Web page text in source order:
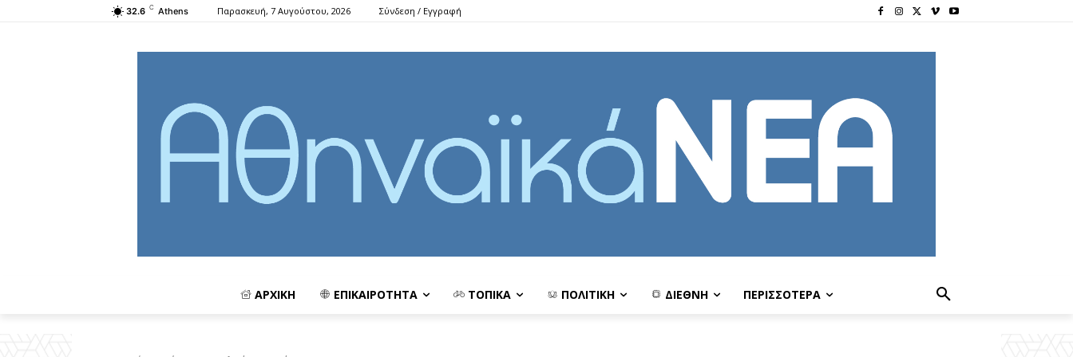
32.6 C Athens Παρασκευή, 7 Αυγούστου, 2026 Σύνδεση / Εγγραφή
ΑΡΧΙΚΗ ΕΠΙΚΑΙΡΟΤΗΤΑ ΤΟΠΙΚΑ ΠΟΛΙΤΙΚΗ ΔΙΕΘΝΗ ΠΕΡΙΣΣΟΤΕΡΑ